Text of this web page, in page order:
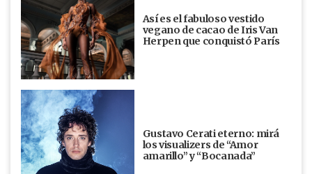
Así es el fabuloso vestido
vegano de cacao de Iris Van
Herpen que conquistó París
Gustavo Cerati eterno: mirá
los visualizers de “Amor
amarillo” y “Bocanada”